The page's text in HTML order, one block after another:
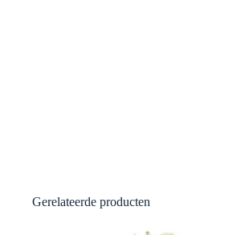
Gerelateerde producten